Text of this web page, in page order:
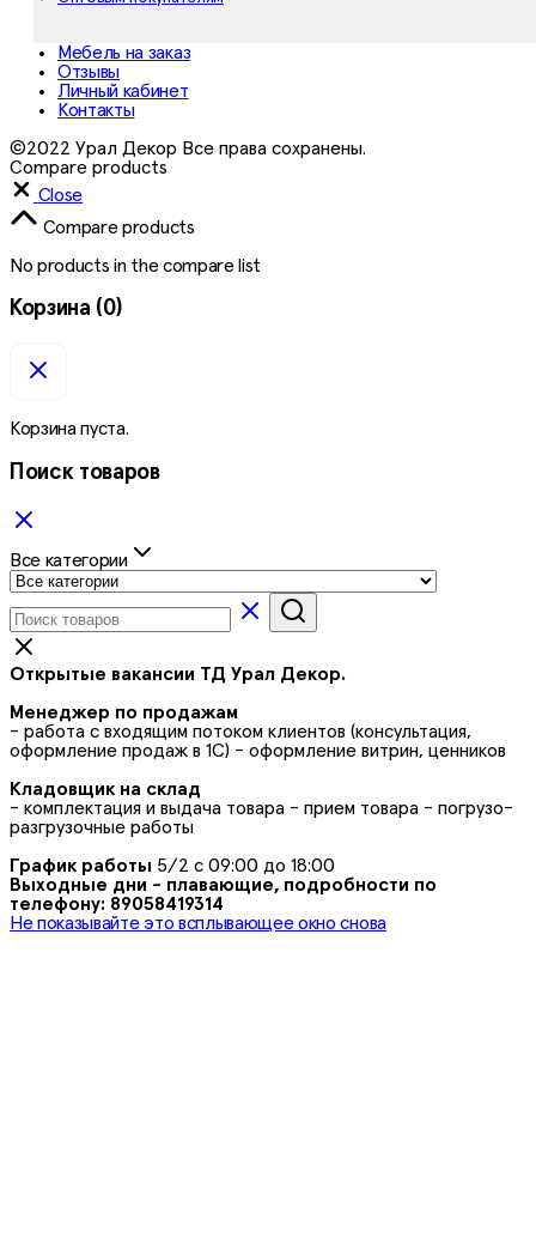
Мебель на заказ
Отзывы
Личный кабинет
Контакты
©2022 Урал Декор Все права сохранены.
Compare products
Close
Compare products
No products in the compare list
Корзина (0)
Корзина пуста.
Поиск товаров
Все категории
Открытые вакансии ТД Урал Декор.
Менеджер по продажам
- работа с входящим потоком клиентов (консультация,
оформление продаж в 1С) - оформление витрин, ценников
Кладовщик на склад
- комплектация и выдача товара - прием товара - погрузо-
разгрузочные работы
График работы 5/2 с 09:00 до 18:00
Выходные дни - плавающие, подробности по
телефону: 89058419314
Не показывайте это всплывающее окно снова